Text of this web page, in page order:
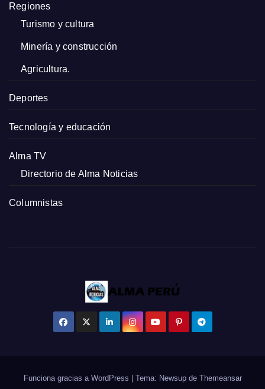
Regiones
Turismo y cultura
Minería y construcción
Agricultura.
Deportes
Tecnología y educación
Alma TV
Directorio de Alma Noticias
Columnistas
Funciona gracias a WordPress Tema: Newsup de Themeansar